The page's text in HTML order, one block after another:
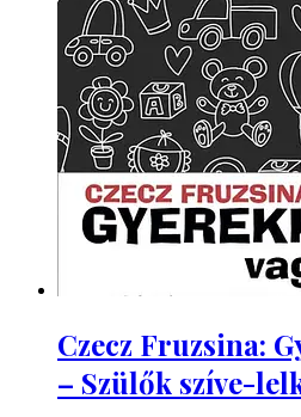
Czecz Fruzsina:
– Szülők szíve-